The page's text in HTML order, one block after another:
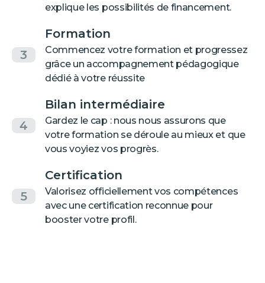
explique les possibilités de financement.
3
Formation
Commencez votre formation et progressez
grâce un accompagnement pédagogique
dédié à votre réussite
4
Bilan intermédiaire
Gardez le cap : nous nous assurons que
votre formation se déroule au mieux et que
vous voyiez vos progrès.
5
Certification
Valorisez officiellement vos compétences
avec une certification reconnue pour
booster votre profil.